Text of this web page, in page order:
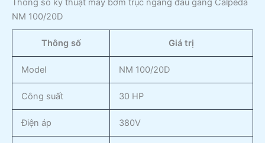
Thông số kỹ thuật máy bơm trục ngang đầu gang Calpeda
NM 100/20D
Thông số Giá trị
Model NM 100/20D
Công suất 30 HP
Điện áp 380V